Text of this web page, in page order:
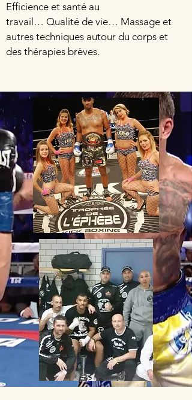
Efficience et santé au
travail… Qualité de vie… Massage et
autres techniques autour du corps et
des thérapies brèves.